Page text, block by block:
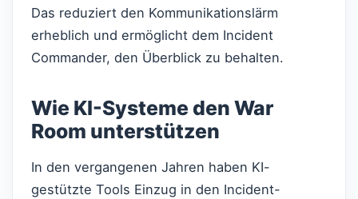
Das reduziert den Kommunikationslärm
erheblich und ermöglicht dem Incident
Commander, den Überblick zu behalten.
Wie KI-Systeme den War
Room unterstützen
In den vergangenen Jahren haben KI-
gestützte Tools Einzug in den Incident-